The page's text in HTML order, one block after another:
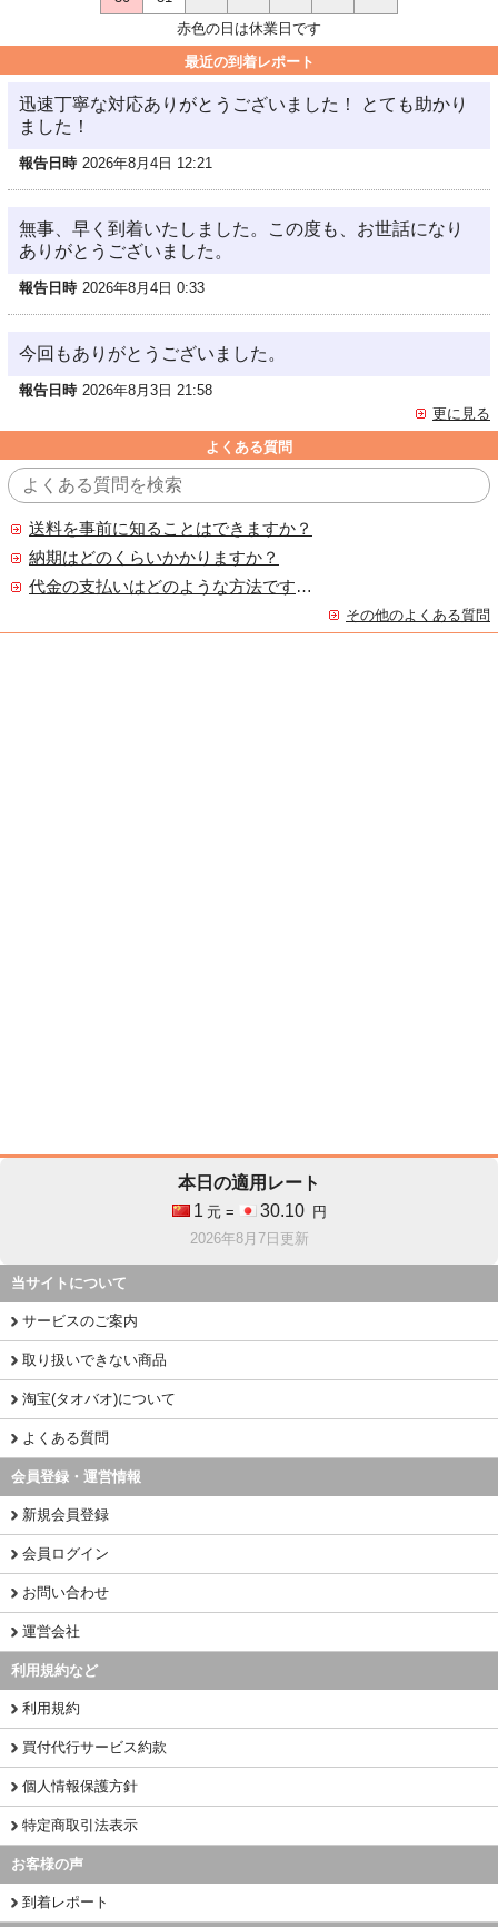
赤色の日は休業日です
最近の到着レポート
迅速丁寧な対応ありがとうございました！ とても助かり
ました！
報告日時 2026年8月4日 12:21
無事、早く到着いたしました。この度も、お世話になり
ありがとうございました。
報告日時 2026年8月4日 0:33
今回もありがとうございました。
報告日時 2026年8月3日 21:58
更に見る
よくある質問
送料を事前に知ることはできますか？
納期はどのくらいかかりますか？
代金の支払いはどのような方法ですか？
その他のよくある質問
本日の適用レート
1 元 = 30.10
円
2026年8月7日更新
当サイトについて
サービスのご案内
取り扱いできない商品
淘宝(タオバオ)について
よくある質問
会員登録・運営情報
新規会員登録
会員ログイン
お問い合わせ
運営会社
利用規約など
利用規約
買付代行サービス約款
個人情報保護方針
特定商取引法表示
お客様の声
到着レポート